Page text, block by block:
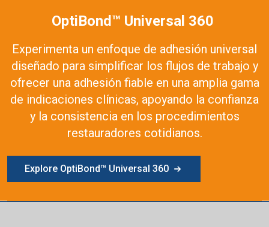
OptiBond™ Universal 360
Experimenta un enfoque de adhesión universal
diseñado para simplificar los flujos de trabajo y
ofrecer una adhesión fiable en una amplia gama
de indicaciones clínicas, apoyando la confianza
y la consistencia en los procedimientos
restauradores cotidianos.
Explore OptiBond™ Universal 360